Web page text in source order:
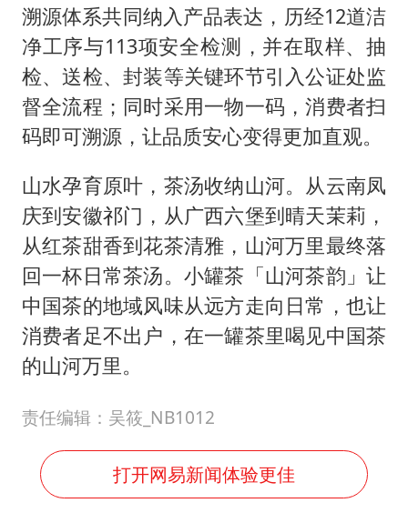
溯源体系共同纳入产品表达，历经12道洁
净工序与113项安全检测，并在取样、抽
检、送检、封装等关键环节引入公证处监
督全流程；同时采用一物一码，消费者扫
码即可溯源，让品质安心变得更加直观。
山水孕育原叶，茶汤收纳山河。从云南凤
庆到安徽祁门，从广西六堡到晴天茉莉，
从红茶甜香到花茶清雅，山河万里最终落
回一杯日常茶汤。小罐茶「山河茶韵」让
中国茶的地域风味从远方走向日常，也让
消费者足不出户，在一罐茶里喝见中国茶
的山河万里。
责任编辑：吴筱_NB1012
打开网易新闻体验更佳